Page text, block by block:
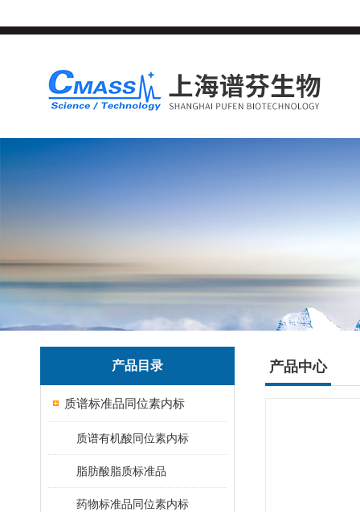
产品目录
质谱标准品同位素内标
质谱有机酸同位素内标
脂肪酸脂质标准品
药物标准品同位素内标
产品中心